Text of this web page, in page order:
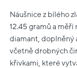
Náušnice z bílého
12.45 gramů a měří
diamant, doplněný
včetně drobných
křivkami, které